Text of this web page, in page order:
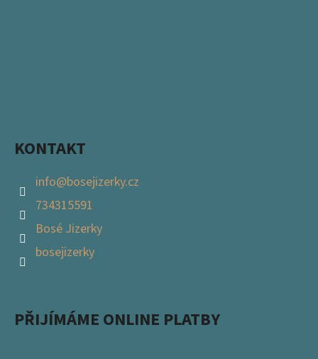
KONTAKT
info@bosejizerky.cz
734315591
Bosé Jizerky
bosejizerky
PŘIJÍMÁME ONLINE PLATBY